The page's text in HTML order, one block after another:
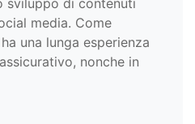
sviluppo di contenuti
media. Come
una lunga esperienza
nonche in